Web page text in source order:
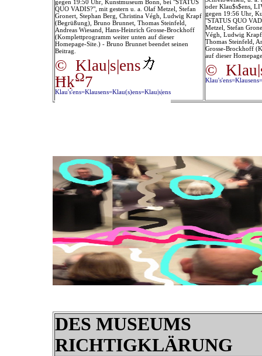
gegen 19:50 Uhr, Kunstmuseum Bonn, bei "STATUS
QUO VADIS?", mit gestern u. a. Olaf Metzel, Stefan
Gronert, Stephan Berg, Christina Végh, Ludwig Krapf
(Begrüßung), Bruno Brunnet, Thomas Steinfeld,
Andreas Wiesand, Hans-Heinrich Grosse-Brockhoff
(Komplettprogramm weiter unten auf dieser
Homepage-Site.) - Bruno Brunnet beendet seinen
Beitrag.
© Klau|s|ens
ĦķΩ7
Klau's'ens=Klausens=Klau(s)ens=Klau|s|ens
oder Klau$s$ens,
gegen 19:56 Uhr,
"STATUS QUO
Metzel, Stefan
Végh, Ludwig
Thomas Steinfeld,
Grosse-Brockhoff
auf dieser
©
DES MUSEUMS
RICHTIGKLÄRUNG